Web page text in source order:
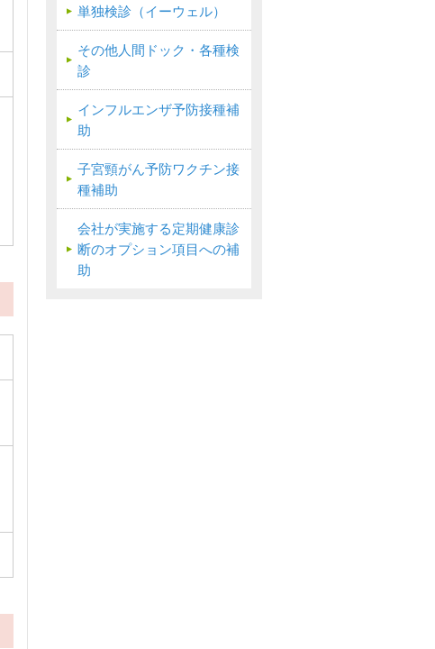
単独検診（イーウェル）
その他人間ドック・各種検
診
インフルエンザ予防接種補
助
子宮頸がん予防ワクチン接
種補助
会社が実施する定期健康診
断のオプション項目への補
助